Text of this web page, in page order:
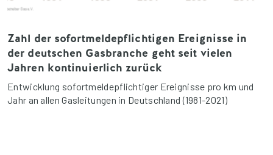
Zahl der sofortmeldepflichtigen Ereignisse in
der deutschen Gasbranche geht seit vielen
Jahren kontinuierlich zurück
Entwicklung sofortmeldepflichtiger Ereignisse pro km und
Jahr an allen Gasleitungen in Deutschland (1981-2021)